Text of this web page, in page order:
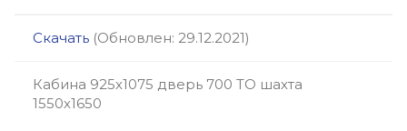
Скачать (Обновлен: 29.12.2021)
Кабина 925х1075 дверь 700 ТО шахта
1550х1650